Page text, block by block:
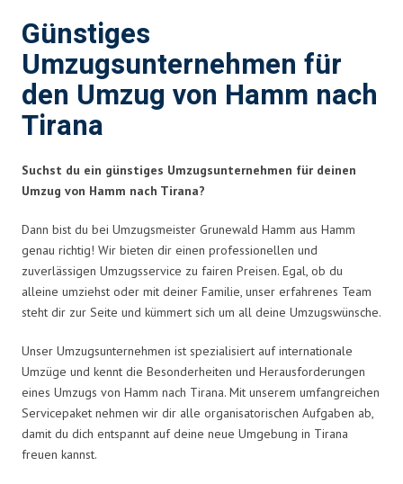
Günstiges
Umzugsunternehmen für
den Umzug von Hamm nach
Tirana
Suchst du ein günstiges Umzugsunternehmen für deinen
Umzug von Hamm nach Tirana?
Dann bist du bei Umzugsmeister Grunewald Hamm aus Hamm
genau richtig! Wir bieten dir einen professionellen und
zuverlässigen Umzugsservice zu fairen Preisen. Egal, ob du
alleine umziehst oder mit deiner Familie, unser erfahrenes Team
steht dir zur Seite und kümmert sich um all deine Umzugswünsche.
Unser Umzugsunternehmen ist spezialisiert auf internationale
Umzüge und kennt die Besonderheiten und Herausforderungen
eines Umzugs von Hamm nach Tirana. Mit unserem umfangreichen
Servicepaket nehmen wir dir alle organisatorischen Aufgaben ab,
damit du dich entspannt auf deine neue Umgebung in Tirana
freuen kannst.